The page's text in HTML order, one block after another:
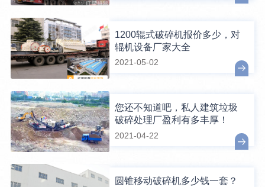
1200辊式破碎机报价多少，对
辊机设备厂家大全
2021-05-02
您还不知道吧，私人建筑垃圾
破碎处理厂盈利有多丰厚！
2021-04-22
圆锥移动破碎机多少钱一套？